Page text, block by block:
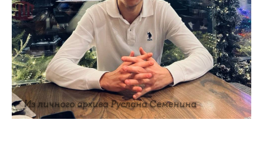
Из личного архива Руслана Семенина